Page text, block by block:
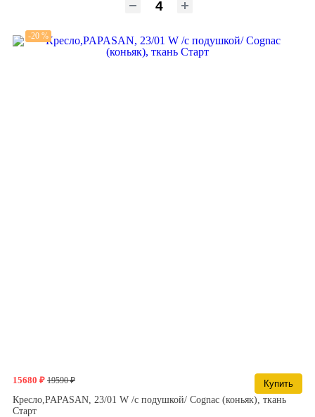
15680 ₽ 19590 ₽
-20 %
Купить
Кресло,PAPASAN, 23/01 W /с подушкой/ Cognac (коньяк), ткань
Старт